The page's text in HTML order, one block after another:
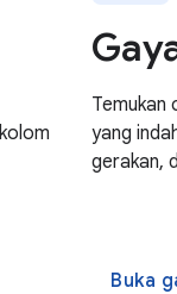
Temukan
yang
gerakan,
Buka